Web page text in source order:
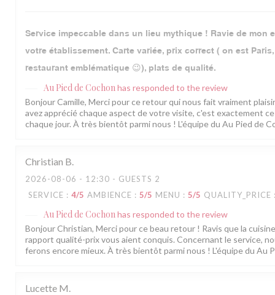
Service impeccable dans un lieu mythique ! Ravie de mon
votre établissement. Carte variée, prix correct ( on est
restaurant emblématique 😉), plats de qualité.
Au Pied de Cochonhas responded to the review
Bonjour Camille, Merci pour ce retour qui nous fait vraiment
avez apprécié chaque aspect de votre visite, c'est exactement
chaque jour. À très bientôt parmi nous ! L'équipe du Au Pied de
Christian B
2026-08-06 - 12:30 - GUESTS 2
SERVICE : 4/5 AMBIENCE : 5/5 MENU : 5/5 QUALITY_PRICE
Au Pied de Cochonhas responded to the review
Bonjour Christian, Merci pour ce beau retour ! Ravis que la
rapport qualité-prix vous aient conquis. Concernant le service,
ferons encore mieux. À très bientôt parmi nous ! L'équipe du Au
Lucette M